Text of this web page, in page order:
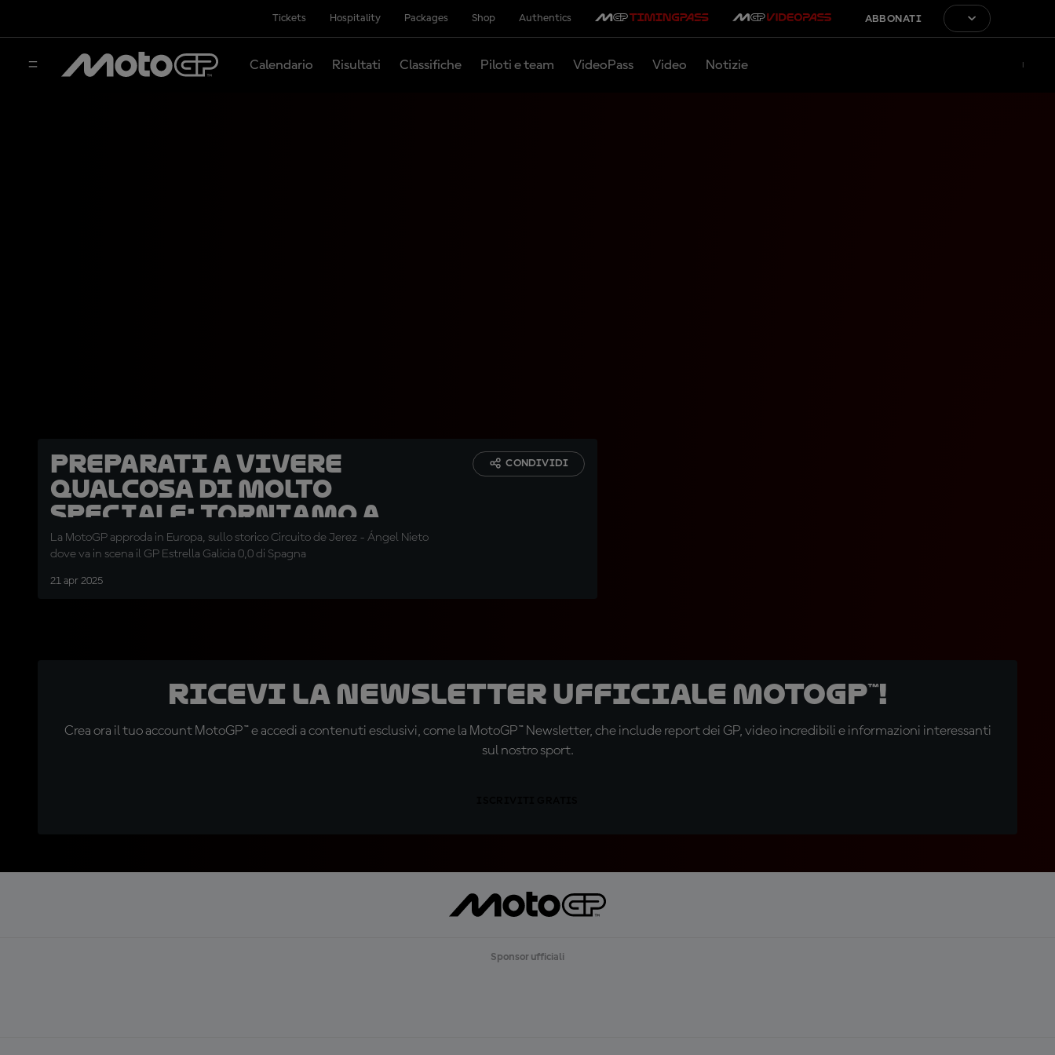
Tickets Hospitality Packages Shop Authentics ABBONATI
Calendario Risultati Classifiche Piloti e team VideoPass Video Notizie
Preparati a vivere
qualcosa di molto
speciale: torniamo a
Jerez!
La MotoGP approda in Europa, sullo storico Circuito de Jerez - Ángel Nieto
dove va in scena il GP Estrella Galicia 0,0 di Spagna
21 apr 2025
CONDIVIDI
Ricevi la newsletter ufficiale MotoGP™!
Crea ora il tuo account MotoGP™ e accedi a contenuti esclusivi, come la MotoGP™ Newsletter, che include report dei GP, video incredibili e informazioni interessanti
sul nostro sport.
Sponsor ufficiali